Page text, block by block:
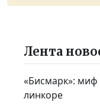
Лента
«Бисмарк»:
линкоре